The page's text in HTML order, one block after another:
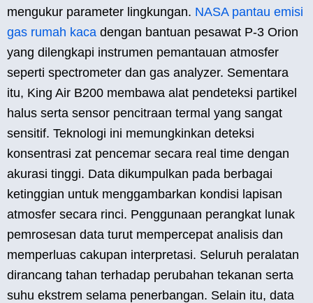
mengukur parameter lingkungan. NASA pantau emisi
gas rumah kaca dengan bantuan pesawat P-3 Orion
yang dilengkapi instrumen pemantauan atmosfer
seperti spectrometer dan gas analyzer. Sementara
itu, King Air B200 membawa alat pendeteksi partikel
halus serta sensor pencitraan termal yang sangat
sensitif. Teknologi ini memungkinkan deteksi
konsentrasi zat pencemar secara real time dengan
akurasi tinggi. Data dikumpulkan pada berbagai
ketinggian untuk menggambarkan kondisi lapisan
atmosfer secara rinci. Penggunaan perangkat lunak
pemrosesan data turut mempercepat analisis dan
memperluas cakupan interpretasi. Seluruh peralatan
dirancang tahan terhadap perubahan tekanan serta
suhu ekstrem selama penerbangan. Selain itu, data